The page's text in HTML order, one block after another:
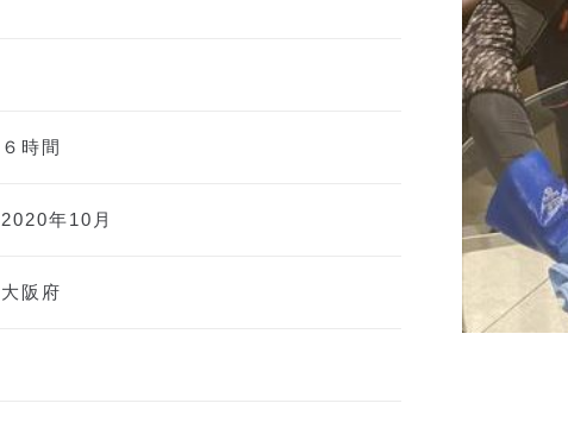
６時間
2020年10月
大阪府